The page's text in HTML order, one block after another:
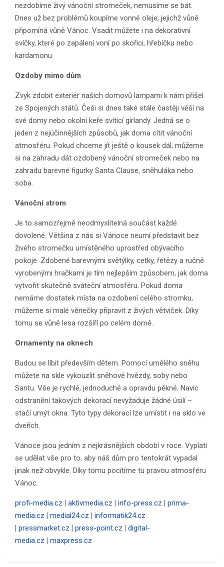
nezdobíme živý vánoční stromeček, nemusíme se bát.
Dnes už bez problémů koupíme vonné oleje, jejichž vůně
připomíná vůně Vánoc. Vsadit můžete i na dekorativní
svíčky, které po zapálení voní po skořici, hřebíčku nebo
kardamonu.
Ozdoby mimo dům
Zvyk zdobit exteriér našich domovů lampami k nám přišel
ze Spojených států. Češi si dnes také stále častěji věší na
své domy nebo okolní keře svítící girlandy. Jedná se o
jeden z nejúčinnějších způsobů, jak doma cítit vánoční
atmosféru. Pokud chceme jít ještě o kousek dál, můžeme
si na zahradu dát ozdobený vánoční stromeček nebo na
zahradu barevné figurky Santa Clause, sněhuláka nebo
soba.
Vánoční strom
Je to samozřejmě neodmyslitelná součást každé
dovolené. Většina z nás si Vánoce neumí představit bez
živého stromečku umístěného uprostřed obývacího
pokoje. Zdobené barevnými světýlky, cetky, řetězy a ručně
vyrobenými hračkami je tím nejlepším způsobem, jak doma
vytvořit skutečně sváteční atmosféru. Pokud doma
nemáme dostatek místa na ozdobení celého stromku,
můžeme si malé věnečky připravit z živých větviček. Díky
tomu se vůně lesa rozšíří po celém domě.
Ornamenty na oknech
Budou se líbit především dětem. Pomocí umělého sněhu
můžete na skle vykouzlit sněhové hvězdy, soby nebo
Santu. Vše je rychlé, jednoduché a opravdu pěkné. Navíc
odstranění takových dekorací nevyžaduje žádné úsilí –
stačí umýt okna. Tyto typy dekorací lze umístit i na sklo ve
dveřích.
Vánoce jsou jedním z nejkrásnějších období v roce. Vyplatí
se udělat vše pro to, aby náš dům pro tentokrát vypadal
jinak než obvykle. Díky tomu pocítíme tu pravou atmosféru
Vánoc.
profi-media.cz | aktivmedia.cz | info-press.cz | prima-
media.cz | medial24.cz | informatik24.cz
| pressmarket.cz | press-point.cz | digital-
media.cz | maxpress.cz